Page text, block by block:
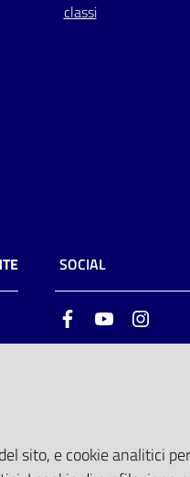
classi
SOCIAL
FacebookYoutube
sito, e cookie analitici